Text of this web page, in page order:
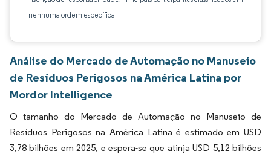
nenhuma ordem específica
Análise do Mercado de Automação no Manuseio
de Resíduos Perigosos na América Latina por
Mordor Intelligence
O tamanho do Mercado de Automação no Manuseio de
Resíduos Perigosos na América Latina é estimado em USD
3,78 bilhões em 2025, e espera-se que atinja USD 5,12 bilhões